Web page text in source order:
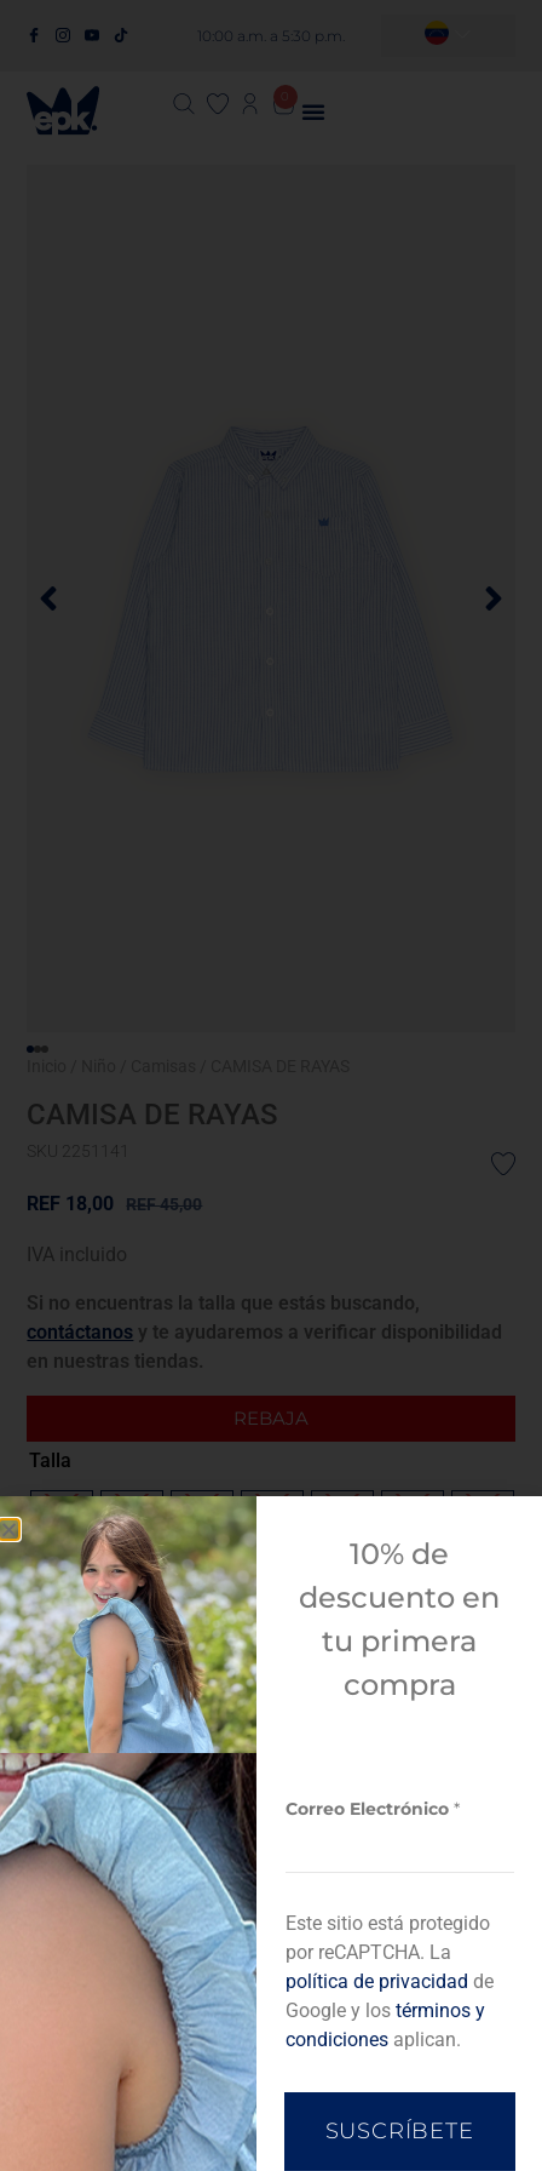
10:00 a.m. a 5:30 p.m.
CAMISA DE RAYAS
SKU 2251141
REF45,00
REF 18,00
IVA incluido
Si no encuentras la talla que estás buscando,
contáctanos y te ayudaremos a verificar disponibilidad
en nuestras tiendas.
REBAJA
Talla
4A 5A
Guía de tallas
¿Envolver para regalo?
Sí
Añadir a bolsa de compra
Descripción del producto
Completa tu look
10% de
descuento en
tu primera
compra
Correo Electrónico *
o
r
e
o
E
Este sitio está protegido
por reCAPTCHA. La
política de privacidad de
Google y los términos y
condicionesaplican.
SUSCRÍBETE